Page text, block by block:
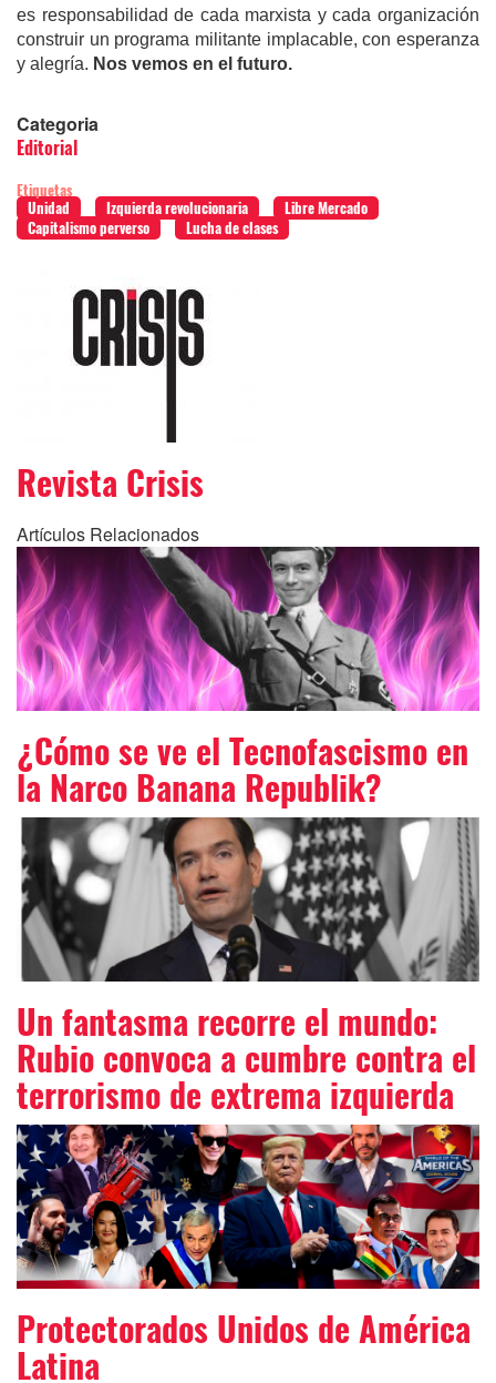
es responsabilidad de cada marxista y cada organización
construir un programa militante implacable, con esperanza
y alegría. Nos vemos en el futuro.
Categoria
Editorial
Etiquetas
Unidad
Izquierda revolucionaria
Libre Mercado
Capitalismo perverso
Lucha de clases
Revista Crisis
Artículos Relacionados
¿Cómo se ve el Tecnofascismo en
la Narco Banana Republik?
Un fantasma recorre el mundo:
Rubio convoca a cumbre contra el
terrorismo de extrema izquierda
Protectorados Unidos de América
Latina